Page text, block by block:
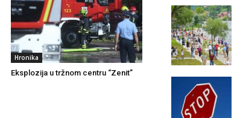
Hronika
Eksplozija u tržnom centru “Zenit”